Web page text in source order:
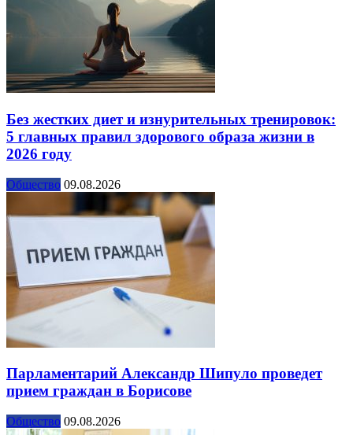
Без жестких диет и изнурительных тренировок:
5 главных правил здорового образа жизни в
2026 году
Общество 09.08.2026
Парламентарий Александр Шипуло проведет
прием граждан в Борисове
Общество 09.08.2026